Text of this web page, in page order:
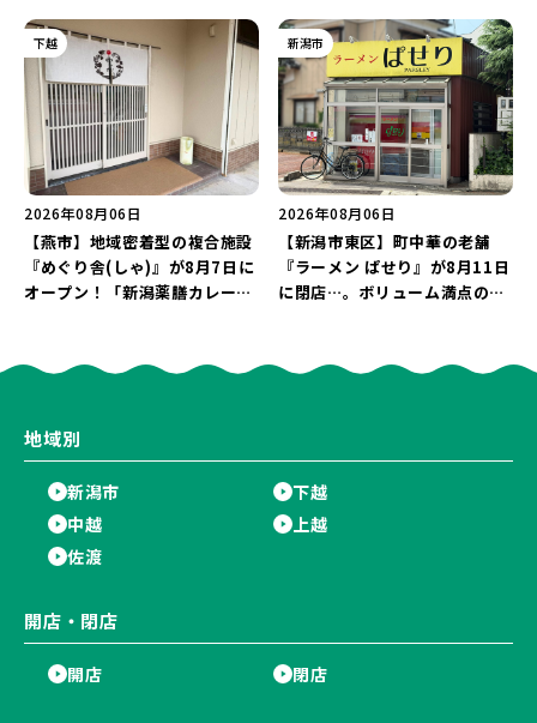
インアップ♪
た「麻婆麺」を復刻♪
下越
2026年08月06日
【燕市】地域密着型の複合施設
『めぐり舎(しゃ)』が8月7日に
オープン！「新潟薬膳カレー
う♪
新潟市
2026年08月06日
【新潟市東区】町中華の老舗
『ラーメン ぱせり』が8月11日
に閉店…。ボリューム満点の名
地域別
新潟市
下越
中越
上越
佐渡
開店・閉店
開店 閉店